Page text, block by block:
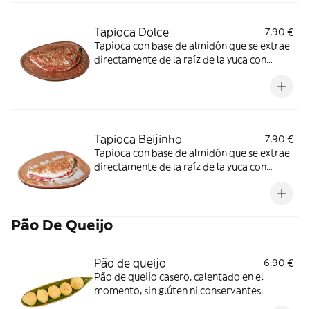
Tapioca Dolce
7,90 €
Tapioca con base de almidón que se extrae
directamente de la raíz de la yuca con
rallado. Sin conservantes, colorantes, sin sal
Tapioca Beijinho
7,90 €
Tapioca con base de almidón que se extrae
directamente de la raíz de la yuca con
rallado. Sin conservantes, colorantes, sin sal
Pão De Queijo
Pão de queijo
6,90 €
Pão de queijo casero, calentado en el
momento, sin glúten ni conservantes.